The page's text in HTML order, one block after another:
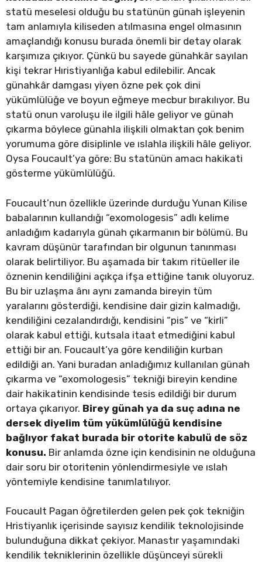
statü meselesi olduğu bu statünün günah işleyenin
tam anlamıyla kiliseden atılmasına engel olmasının
amaçlandığı konusu burada önemli bir detay olarak
karşımıza çıkıyor. Çünkü bu sayede günahkâr sayılan
kişi tekrar Hıristiyanlığa kabul edilebilir. Ancak
günahkâr damgası yiyen özne pek çok dini
yükümlülüğe ve boyun eğmeye mecbur bırakılıyor. Bu
statü onun varoluşu ile ilgili hâle geliyor ve günah
çıkarma böylece günahla ilişkili olmaktan çok benim
yorumuma göre disiplinle ve ıslahla ilişkili hâle geliyor.
Oysa Foucault’ya göre: Bu statünün amacı hakikati
gösterme yükümlülüğü.
Foucault’nun özellikle üzerinde durduğu Yunan Kilise
babalarının kullandığı “exomologesis” adlı kelime
anladığım kadarıyla günah çıkarmanın bir bölümü. Bu
kavram düşünür tarafından bir olgunun tanınması
olarak belirtiliyor. Bu aşamada bir takım ritüeller ile
öznenin kendiliğini açıkça ifşa ettiğine tanık oluyoruz.
Bu bir uzlaşma ânı aynı zamanda bireyin tüm
yaralarını gösterdiği, kendisine dair gizin kalmadığı,
kendiliğini cezalandırdığı, kendisini “pis” ve “kirli”
olarak kabul ettiği, kutsala itaat etmediğini kabul
ettiği bir an. Foucault’ya göre kendiliğin kurban
edildiği an. Yani buradan anladığımız kullanılan günah
çıkarma ve “exomologesis” tekniği bireyin kendine
dair hakikatinin kendisinde tesis edildiği bir durum
ortaya çıkarıyor. Birey günah ya da suç adına ne
dersek diyelim tüm yükümlülüğü kendisine
bağlıyor fakat burada bir otorite kabulü de söz
konusu. Bir anlamda özne için kendisinin ne olduğuna
dair soru bir otoritenin yönlendirmesiyle ve ıslah
yöntemiyle kendisine tanımlatılıyor.
Foucault Pagan öğretilerden gelen pek çok tekniğin
Hristiyanlık içerisinde sayısız kendilik teknolojisinde
bulunduğuna dikkat çekiyor. Manastır yaşamındaki
kendilik tekniklerinin özellikle düşünceyi sürekli